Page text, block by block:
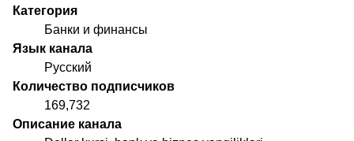
Категория
Банки и финансы
Язык канала
Русский
Количество подписчиков
169,732
Описание канала